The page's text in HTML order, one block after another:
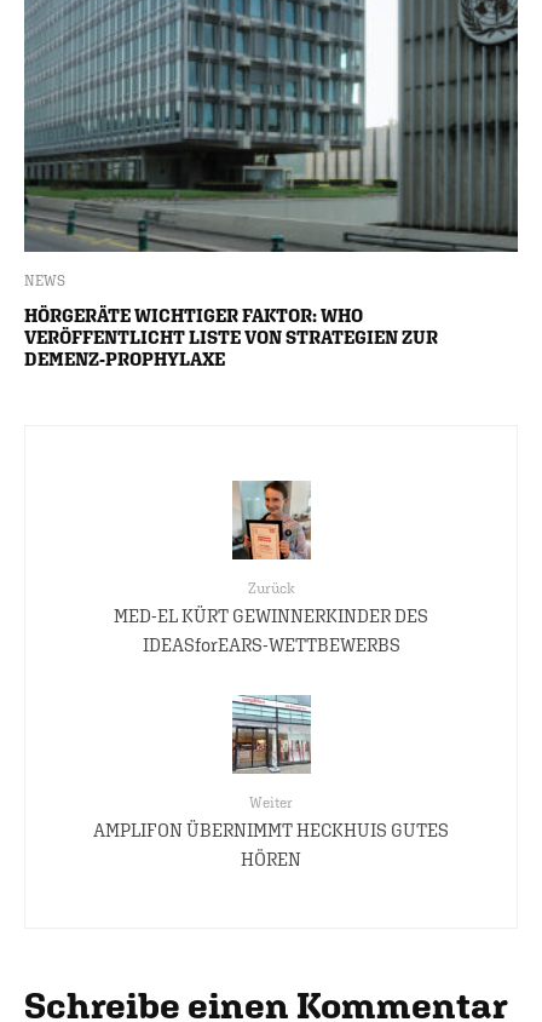
NEWS
HÖRGERÄTE WICHTIGER FAKTOR: WHO
VERÖFFENTLICHT LISTE VON STRATEGIEN ZUR
DEMENZ-PROPHYLAXE
Zurück
MED-EL KÜRT GEWINNERKINDER DES
IDEASforEARS-WETTBEWERBS
Weiter
AMPLIFON ÜBERNIMMT HECKHUIS GUTES
HÖREN
Schreibe einen Kommentar